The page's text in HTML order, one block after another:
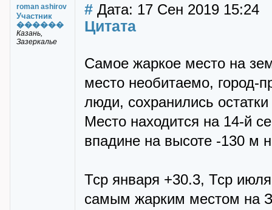
roman ashirov
Участник
������
Казань,
Зазеркалье
# Дата: 17 Сен 2019 15:24
Цитата
Самое жаркое место на
место необитаемо, город-
люди, сохранились
Место находится на 14-й
впадине на высоте -130 м
Тср января +30.3, Тср
самым жарким местом на